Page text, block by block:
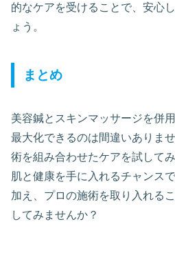
的なケアを受けることで、安心
ょう。
まとめ
美容鍼とスキンマッサージを併
最大化できるのは間違いありま
術を組み合わせたケアを試して
肌と健康を手に入れるチャンス
加え、プロの施術を取り入れる
してみませんか？